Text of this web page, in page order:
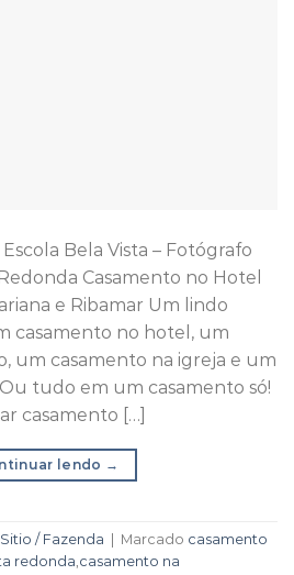
Bela Vista – Fotógrafo
Casamento no Hotel
e Ribamar Um lindo
casamento no hotel, um
um casamento na igreja e um
tudo em um casamento só!
casamento […]
lendo →
Sitio / Fazenda Marcado casamento
redonda,casamento na